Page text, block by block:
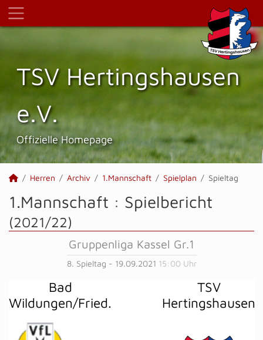
TSV Hertings­hausen
e.V.
Offizielle Homepage
Herren Archiv 1.Mannschaft Spielplan Spieltag
1.Mannschaft : Spielbericht
(2021/22)
Gruppenliga Kassel Gr.1
8. Spieltag - 19.09.2021 15:00 Uhr
Bad
Wildungen/Fried.
TSV
Hertingshausen